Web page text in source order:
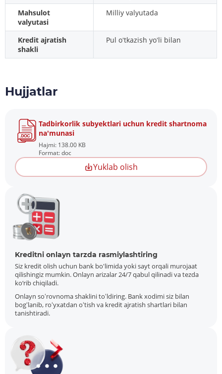
Mahsulot
valyutasi
Milliy valyutada
Kredit ajratish
shakli
Pul oʻtkazish yoʻli bilan
Hujjatlar
Tadbirkorlik subyektlari uchun kredit shartnoma
na'munasi
Hajmi: 138.00 KB
Format: doc
Yuklab olish
Kreditni onlayn tarzda rasmiylashtiring
Siz kredit olish uchun bank bo'limida yoki sayt orqali murojaat
qilishingiz mumkin. Onlayn arizalar 24/7 qabul qilinadi va tezda
ko‘rib chiqiladi.
Onlayn soʻrovnoma shaklini toʻldiring. Bank xodimi siz bilan
bogʻlanib, roʻyxatdan oʻtish va kredit ajratish shartlari bilan
tanishtiradi.